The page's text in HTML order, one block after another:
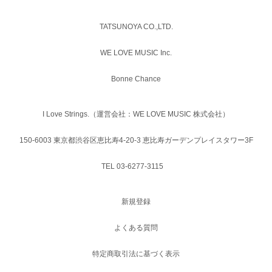
TATSUNOYA CO.,LTD.
WE LOVE MUSIC Inc.
Bonne Chance
I Love Strings.（運営会社：WE LOVE MUSIC 株式会社）
150-6003 東京都渋谷区恵比寿4-20-3 恵比寿ガーデンプレイスタワー3F
TEL 03-6277-3115
新規登録
よくある質問
特定商取引法に基づく表示